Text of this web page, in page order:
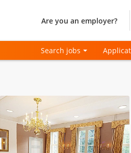
Are you an employer?
Search jobs